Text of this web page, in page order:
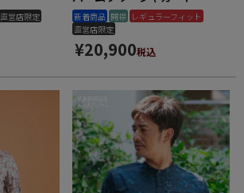
直営店限定 新着商品 開襟 レギュラーフィット
直営店限定
¥20,900税込